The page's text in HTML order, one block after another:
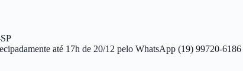
até 17h de 20/12 pelo WhatsApp (19) 99720-